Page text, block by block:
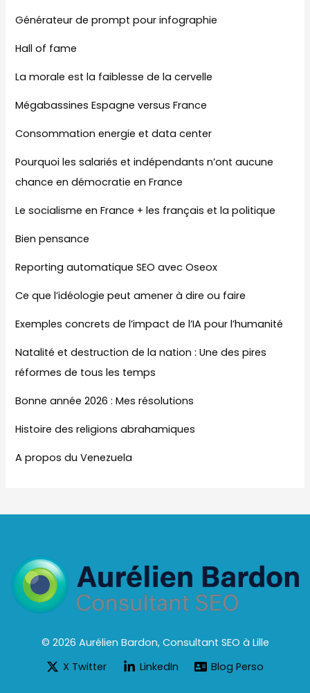
Générateur de prompt pour infographie
Hall of fame
La morale est la faiblesse de la cervelle
Mégabassines Espagne versus France
Consommation energie et data center
Pourquoi les salariés et indépendants n’ont aucune
chance en démocratie en France
Le socialisme en France + les français et la politique
Bien pensance
Reporting automatique SEO avec Oseox
Ce que l’idéologie peut amener à dire ou faire
Exemples concrets de l’impact de l’IA pour l’humanité
Natalité et destruction de la nation : Une des pires
réformes de tous les temps
Bonne année 2026 : Mes résolutions
Histoire des religions abrahamiques
A propos du Venezuela
© 2026 Aurélien Bardon, Consultant SEO à Lille
X Twitter
LinkedIn Blog Perso